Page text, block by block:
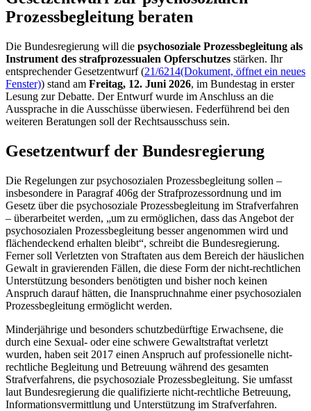
Prozessbegleitung beraten
Die Bundesregierung will die psychosoziale Prozessbegleitung als
Instrument des strafprozessualen Opferschutzes stärken. Ihr
entsprechender Gesetzentwurf (21/6214(Dokument, öffnet ein neues
Fenster)) stand am Freitag, 12. Juni 2026, im Bundestag in erster
Lesung zur Debatte. Der Entwurf wurde im Anschluss an die
Aussprache in die Ausschüsse überwiesen. Federführend bei den
weiteren Beratungen soll der Rechtsausschuss sein.
Gesetzentwurf der Bundesregierung
Die Regelungen zur psychosozialen Prozessbegleitung sollen –
insbesondere in Paragraf 406g der Strafprozessordnung und im
Gesetz über die psychosoziale Prozessbegleitung im Strafverfahren
– überarbeitet werden, „um zu ermöglichen, dass das Angebot der
psychosozialen Prozessbegleitung besser angenommen wird und
flächendeckend erhalten bleibt“, schreibt die Bundesregierung.
Ferner soll Verletzten von Straftaten aus dem Bereich der häuslichen
Gewalt in gravierenden Fällen, die diese Form der nicht-rechtlichen
Unterstützung besonders benötigten und bisher noch keinen
Anspruch darauf hätten, die Inanspruchnahme einer psychosozialen
Prozessbegleitung ermöglicht werden.
Minderjährige und besonders schutzbedürftige Erwachsene, die
durch eine Sexual- oder eine schwere Gewaltstraftat verletzt
wurden, haben seit 2017 einen Anspruch auf professionelle nicht-
rechtliche Begleitung und Betreuung während des gesamten
Strafverfahrens, die psychosoziale Prozessbegleitung. Sie umfasst
laut Bundesregierung die qualifizierte nicht-rechtliche Betreuung,
Informationsvermittlung und Unterstützung im Strafverfahren.